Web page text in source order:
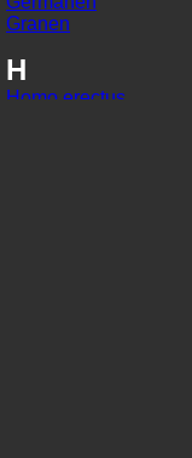
Granen
H
Homo erectus